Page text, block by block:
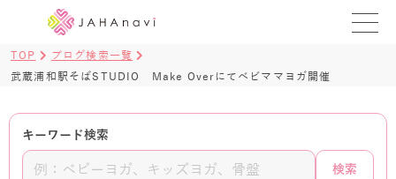
レッスンを探す
BLOG
TOP
ブログ検索一覧
武蔵浦和駅そばSTUDIO Make Overにてベビママヨガ開催
キーワード検索
検索